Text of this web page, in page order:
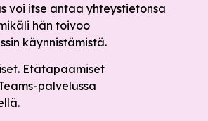
voi itse antaa yhteystietonsa
hän toivoo
käynnistämistä.
Etätapaamiset
palvelussa